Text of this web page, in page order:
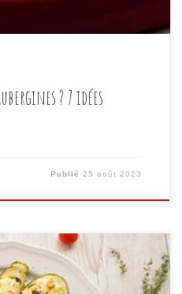
? 7 idées
Publié25 août 2023
précédent, nous avons